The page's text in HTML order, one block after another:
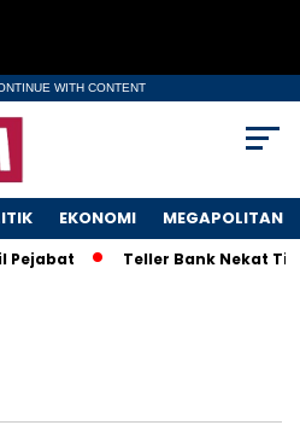
WITH CONTENT
EKONOMI MEGAPOLITAN
Pejabat Teller Bank Nekat